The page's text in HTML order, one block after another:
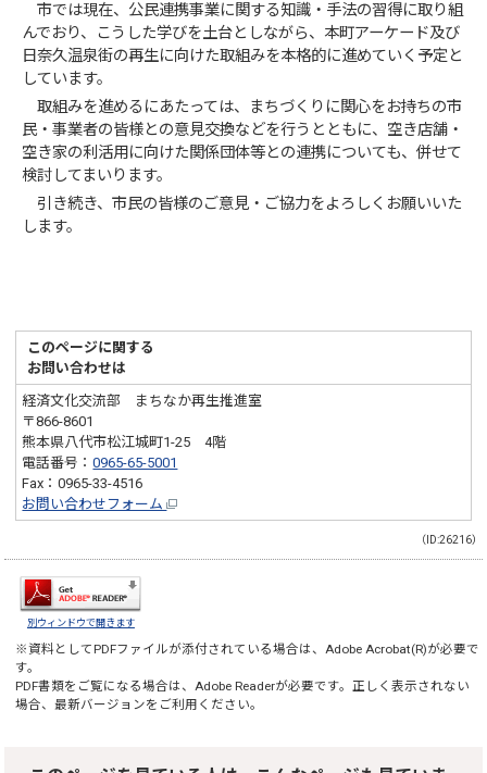
市では現在、公民連携事業に関する知識・手法の習得に取り組
んでおり、こうした学びを土台としながら、本町アーケード及び
日奈久温泉街の再生に向けた取組みを本格的に進めていく予定と
しています。
取組みを進めるにあたっては、まちづくりに関心をお持ちの市
民・事業者の皆様との意見交換などを行うとともに、空き店舗・
空き家の利活用に向けた関係団体等との連携についても、併せて
検討してまいります。
引き続き、市民の皆様のご意見・ご協力をよろしくお願いいた
します。
このページに関する
お問い合わせは
経済文化交流部 まちなか再生推進室
〒866-8601
熊本県八代市松江城町1-25 4階
電話番号：0965-65-5001
Fax：0965-33-4516
お問い合わせフォーム
（ID:26216）
別ウィンドウで開きます
※資料としてPDFファイルが添付されている場合は、Adobe Acrobat(R)が必要で
す。
PDF書類をご覧になる場合は、Adobe Readerが必要です。正しく表示されない
場合、最新バージョンをご利用ください。